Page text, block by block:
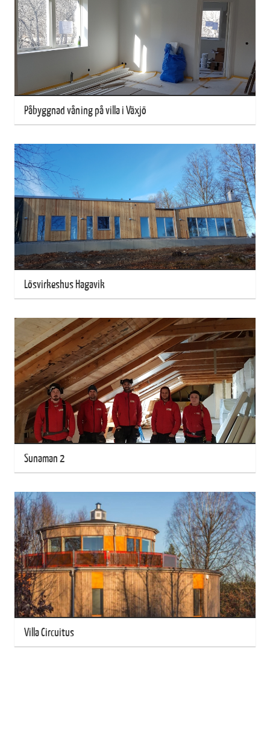
Påbyggnad våning på villa i Växjö
Lösvirkeshus Hagavik
Sunaman 2
Villa Circuitus